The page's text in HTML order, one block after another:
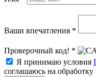
Ваши впечатления *
Проверочный код! *
Я принимаю условия
соглашаюсь на